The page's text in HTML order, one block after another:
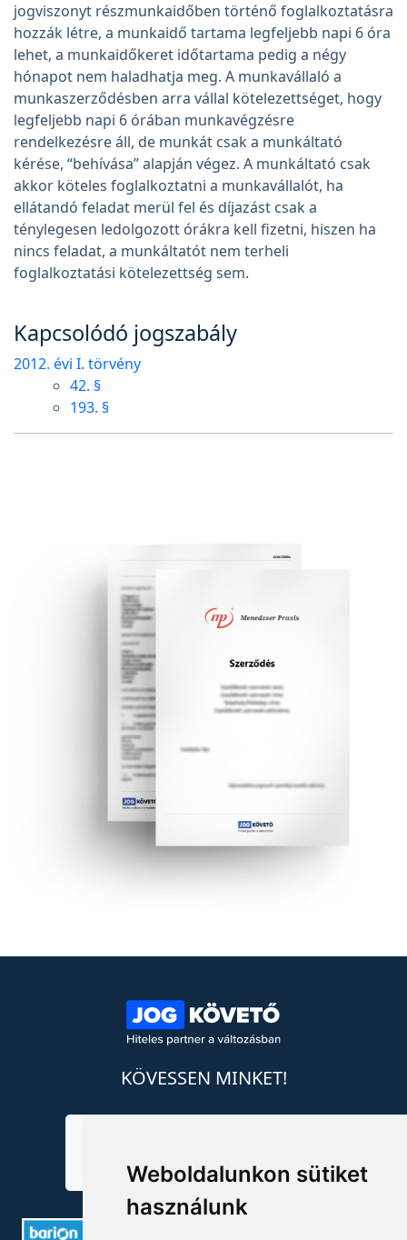
Weboldalunkon sütiket
használunk
jogviszonyt részmunkaidőben történő foglalkoztatásra
hozzák létre, a munkaidő tartama legfeljebb napi 6 óra
lehet, a munkaidőkeret időtartama pedig a négy
hónapot nem haladhatja meg. A munkavállaló a
munkaszerződésben arra vállal kötelezettséget, hogy
legfeljebb napi 6 órában munkavégzésre
rendelkezésre áll, de munkát csak a munkáltató
kérése, “behívása” alapján végez. A munkáltató csak
akkor köteles foglalkoztatni a munkavállalót, ha
ellátandó feladat merül fel és díjazást csak a
ténylegesen ledolgozott órákra kell fizetni, hiszen ha
nincs feladat, a munkáltatót nem terheli
foglalkoztatási kötelezettség sem.
Kapcsolódó jogszabály
2012. évi I. törvény
42. §
193. §
KÖVESSEN MINKET!